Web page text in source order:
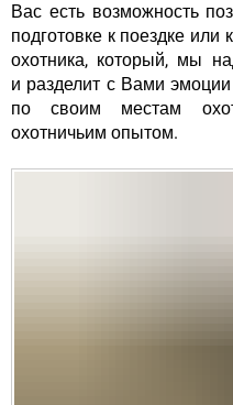
Вас есть возможность
подготовке к поездке
охотника, который, мы
и разделит с Вами
по своим местам
охотничьим опытом.